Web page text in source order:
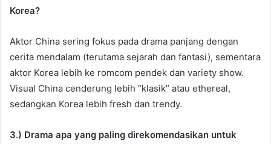
Korea?
Aktor China sering fokus pada drama panjang dengan
cerita mendalam (terutama sejarah dan fantasi), sementara
aktor Korea lebih ke romcom pendek dan variety show.
Visual China cenderung lebih “klasik” atau ethereal,
sedangkan Korea lebih fresh dan trendy.
3.) Drama apa yang paling direkomendasikan untuk